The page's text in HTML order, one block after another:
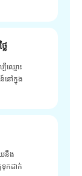
ៃ
បីឈ្មោះ
ៅក្នុង
យនឹង
ទុកដាក់